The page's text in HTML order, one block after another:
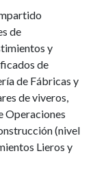
de
y
de
de Fábricas y
de viveros,
Operaciones
(nivel
Lieros y